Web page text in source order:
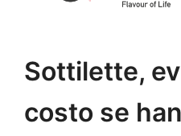
Sottilette,
costo se